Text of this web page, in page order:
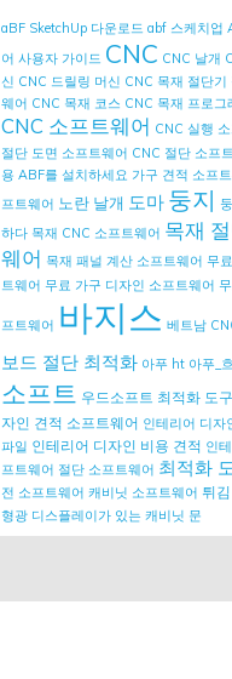
aBF SketchUp 다운로드 abf 스케치업
어 사용자 가이드 CNC CNC 날개
신 CNC 드릴링 머신 CNC 목재 절단기
웨어 CNC 목재 코스 CNC 목재 프로그
CNC 소프트웨어 CNC 실행
절단 도면 소프트웨어 CNC 절단 소프
용 ABF를 설치하세요 가구 견적 소프
프트웨어 노란 날개 도마 둥지
하다 목재 CNC 소프트웨어 목재
웨어 목재 패널 계산 소프트웨어 무
트웨어 무료 가구 디자인 소프트웨어
프트웨어 바지스 베트남
보드 절단 최적화 아푸 ht 아푸_
소프트 우드소프트 최적화 도구
자인 견적 소프트웨어 인테리어 디자
파일 인테리어 디자인 비용 견적 인
프트웨어 절단 소프트웨어 최적화
전 소프트웨어 캐비닛 소프트웨어 튀
형광 디스플레이가 있는 캐비닛 문